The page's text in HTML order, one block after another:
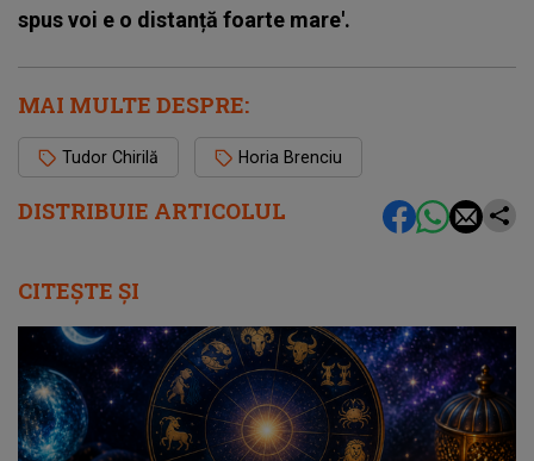
DISTRIBUIE ARTICOLUL
spus voi e o distanță foarte mare'.
MAI MULTE DESPRE:
Tudor Chirilă Horia Brenciu
CITEȘTE ȘI